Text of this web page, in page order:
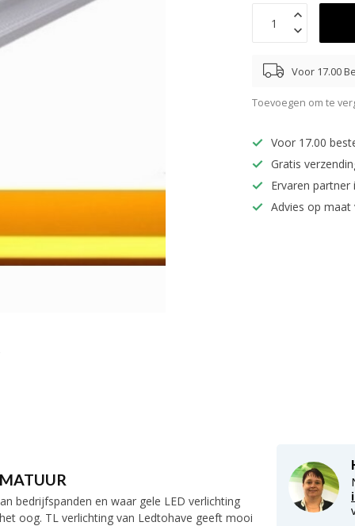
Voor 17.00
Toevoegen om te
Voor 17.00
Gratis
Ervaren
Advies op
bedrijfspanden en waar gele LED verlichting
oog. TL verlichting van Ledtohave geeft mooi